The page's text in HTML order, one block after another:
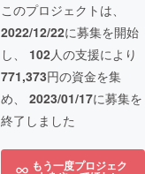
このプロジェクトは、
2022/12/22に募集を開始
し、 102人の支援により
771,373円の資金を集
め、 2023/01/17に募集を
終了しました
もう一度プロジェク